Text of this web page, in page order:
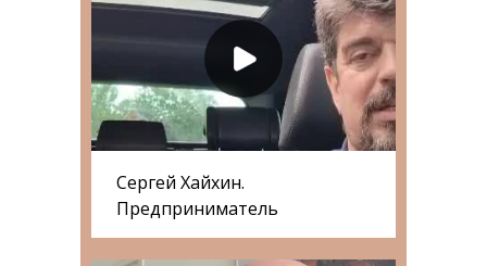
Сергей Хайхин.
Предприниматель